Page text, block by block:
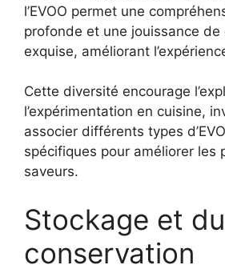
l’EVOO permet une
profonde et une jouissance de
exquise, améliorant
Cette diversité encourage
l’expérimentation en cuisine,
associer différents types
spécifiques pour améliorer les
saveurs.
Stockage et
conservation